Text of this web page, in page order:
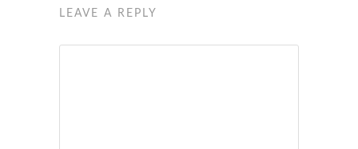
LEAVE A REPLY